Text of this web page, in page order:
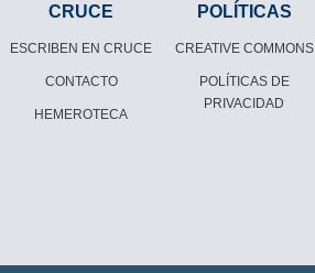
CRUCE
ESCRIBEN EN CRUCE
CONTACTO
HEMEROTECA
POLÍTICAS
CREATIVE COMMONS
POLÍTICAS DE
PRIVACIDAD